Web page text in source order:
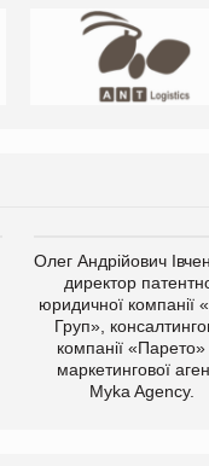
Олег Андрійович
директор
юридичної компанії
Груп»,
компанії «Парето»
маркетингової
Myka Agency.